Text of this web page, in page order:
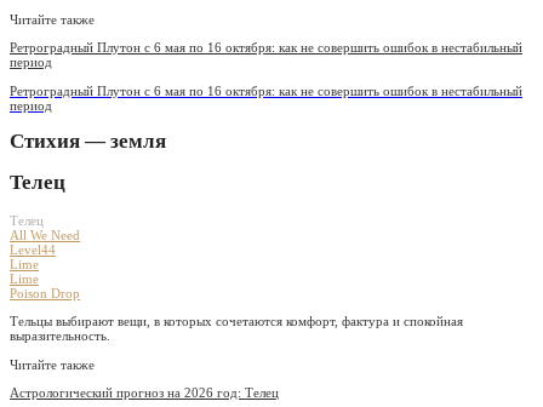
Читайте также
Ретроградный Плутон с 6 мая по 16 октября: как не совершить ошибок в нестабильный
период
Ретроградный Плутон с 6 мая по 16 октября: как не совершить ошибок в нестабильный
период
Стихия — земля
Телец
Телец
All We Need
Level44
Lime
Lime
Poison Drop
Тельцы выбирают вещи, в которых сочетаются комфорт, фактура и спокойная
выразительность.
Читайте также
Астрологический прогноз на 2026 год: Телец